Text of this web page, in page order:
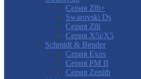
Серия Z8i+
Swarovski Ds
Серия Z8i
Серия X5i/X5
Schmidt & Bender
Серия Exos
Серия PM II
Cерия Zenith